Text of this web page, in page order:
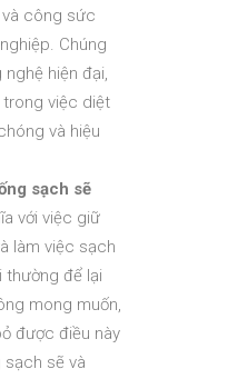
công sức
Chúng
hiện đại,
việc diệt
và hiệu
sạch sẽ
với việc giữ
làm việc sạch
thường để lại
mong muốn,
được điều này
sạch sẽ và